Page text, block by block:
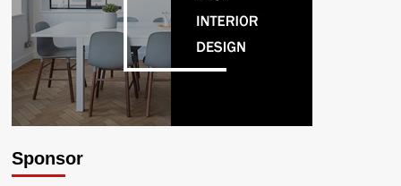
Sponsor